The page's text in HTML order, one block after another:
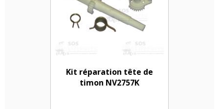
Kit réparation tête de
timon NV2757K